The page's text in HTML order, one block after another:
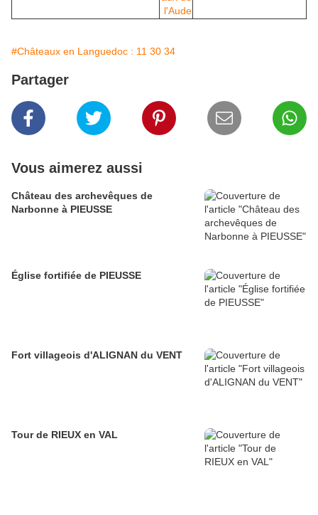
#Châteaux en Languedoc : 11 30 34
Partager
Vous aimerez aussi
Château des archevêques de
Narbonne à PIEUSSE
Église fortifiée de PIEUSSE
Fort villageois d'ALIGNAN du VENT
Tour de RIEUX en VAL